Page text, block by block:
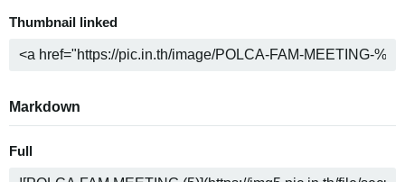
Thumbnail linked
Markdown
Full